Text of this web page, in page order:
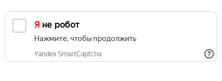
Я не робот
Нажмите, чтобы продолжить
Yandex SmartCaptcha